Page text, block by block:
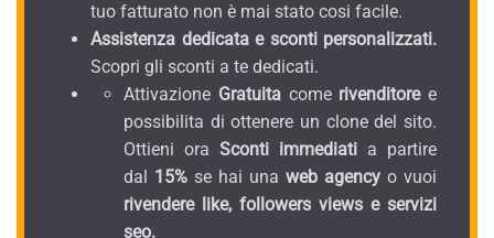
tuo fatturato non è mai stato cosi facile.
Assistenza dedicata e sconti personalizzati.
Scopri gli sconti a te dedicati.
Attivazione Gratuitacomerivenditoree
possibilita di ottenere un clone del sito.
Ottieni ora Sconti immediati a partire
dal 15% se hai una web agency o vuoi
rivendere like, followers views e servizi
seo.